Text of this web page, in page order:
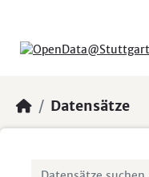
Datensätze